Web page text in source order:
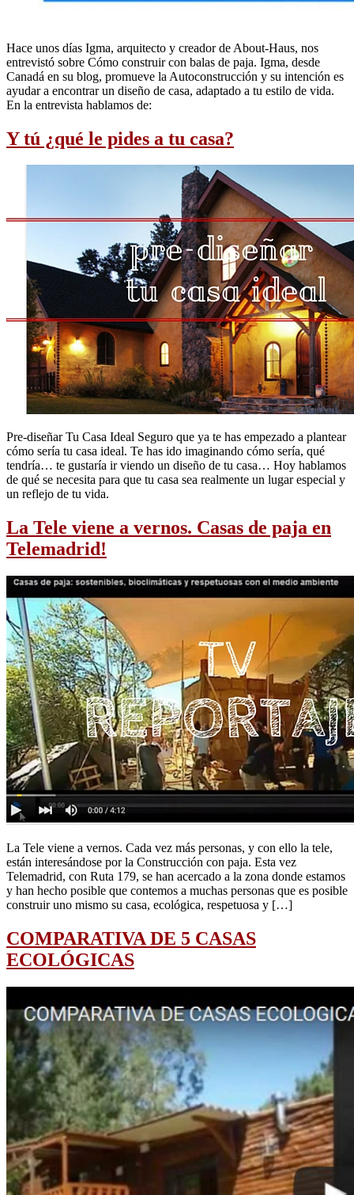
Hace unos días Igma, arquitecto y creador de About-Haus, nos
entrevistó sobre Cómo construir con balas de paja. Igma, desde
Canadá en su blog, promueve la Autoconstrucción y su intención es
ayudar a encontrar un diseño de casa, adaptado a tu estilo de vida.
En la entrevista hablamos de:
Y tú ¿qué le pides a tu casa?
Pre-diseñar Tu Casa Ideal Seguro que ya te has empezado a plantear
cómo sería tu casa ideal. Te has ido imaginando cómo sería, qué
tendría… te gustaría ir viendo un diseño de tu casa… Hoy hablamos
de qué se necesita para que tu casa sea realmente un lugar especial y
un reflejo de tu vida.
La Tele viene a vernos. Casas de paja en
Telemadrid!
La Tele viene a vernos. Cada vez más personas, y con ello la tele,
están interesándose por la Construcción con paja. Esta vez
Telemadrid, con Ruta 179, se han acercado a la zona donde estamos
y han hecho posible que contemos a muchas personas que es posible
construir uno mismo su casa, ecológica, respetuosa y […]
COMPARATIVA DE 5 CASAS
ECOLÓGICAS